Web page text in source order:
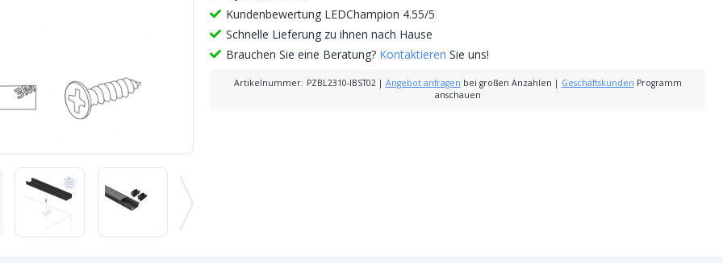
Kundenbewertung LEDChampion 4.55/5
Schnelle Lieferung zu ihnen nach Hause
Brauchen Sie eine Beratung? Kontaktieren Sie uns!
Artikelnummer: PZBL2310-IBST02| Angebot anfragen bei großen Anzahlen | Geschäftskunden Programm
anschauen